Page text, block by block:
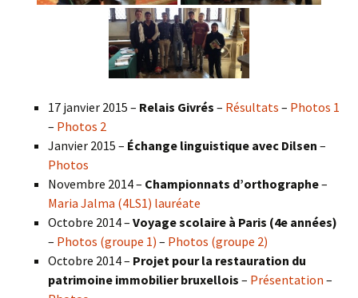
17 janvier 2015 – Relais Givrés – Résultats – Photos 1
– Photos 2
Janvier 2015 – Échange linguistique avec Dilsen –
Photos
Novembre 2014 – Championnats d’orthographe–
Maria Jalma (4LS1) lauréate
Octobre 2014 – Voyage scolaire à Paris (4e années)
– Photos (groupe 1) – Photos (groupe 2)
Octobre 2014 – Projet pour la restauration du
patrimoine immobilier bruxellois – Présentation –